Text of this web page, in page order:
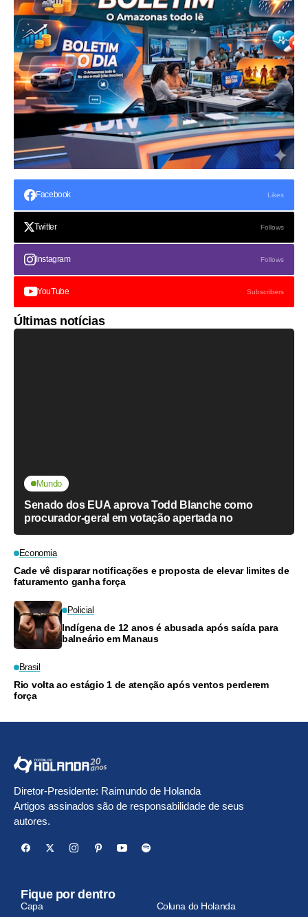
Facebook Likes
Twitter Follows
Instagram Follows
YouTube Subscribers
Últimas notícias
Mundo
Senado dos EUA aprova Todd Blanche como
procurador-geral em votação apertada no
Economia
Cade vê disparar notificações e proposta de elevar limites de
faturamento ganha força
Policial
Indígena de 12 anos é abusada após saída para
balneário em Manaus
Brasil
Rio volta ao estágio 1 de atenção após ventos perderem
força
Diretor-Presidente: Raimundo de Holanda
Artigos assinados são de responsabilidade de seus
autores.
Fique por dentro
Capa Coluna do Holanda